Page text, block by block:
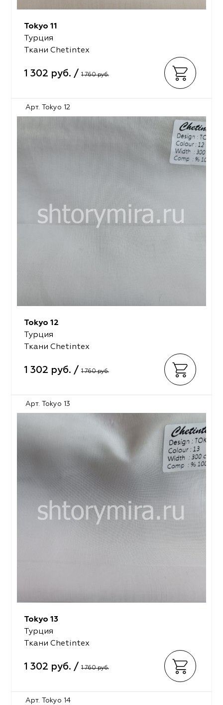
Tokyo 11
Турция
Ткани Chetintex
1 302 руб. / 1 760 руб.
Арт. Tokyo 12
Tokyo 12
Турция
Ткани Chetintex
1 302 руб. / 1 760 руб.
Арт. Tokyo 13
Tokyo 13
Турция
Ткани Chetintex
1 302 руб. / 1 760 руб.
Арт. Tokyo 14